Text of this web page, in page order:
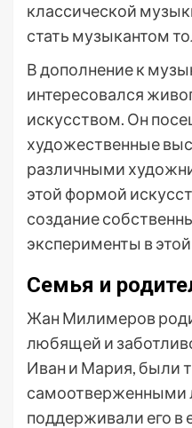
классической
стать музыкантом
В дополнение к
интересовался
искусством. Он
художественные
различными
этой формой
создание
эксперименты в
Семья и
Жан Милимеров
любящей и
Иван и Мария, были
самоотверженными
поддерживали его в